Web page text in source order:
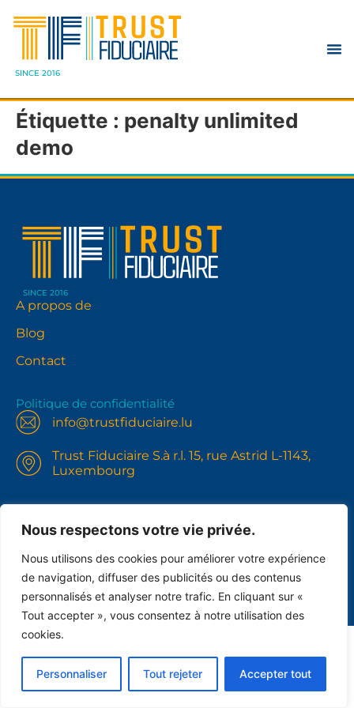
Nous respectons votre vie privée.
Nous utilisons des cookies pour améliorer votre expérience
de navigation, diffuser des publicités ou des contenus
personnalisés et analyser notre trafic. En cliquant sur «
Tout accepter », vous consentez à notre utilisation des
cookies.
Personnaliser Tout rejeter Accepter tout
SINCE 2016
Étiquette : penalty unlimited
demo
SINCE 2016
A propos de
Blog
Contact
Politique de confidentialité
info@trustfiduciaire.lu
Trust Fiduciaire S.à r.l. 15, rue Astrid L-1143,
Luxembourg
10101247/6, 10101247/7 N°RCSL B233479 N°TVA
IBLC LU31121268
+352691102148